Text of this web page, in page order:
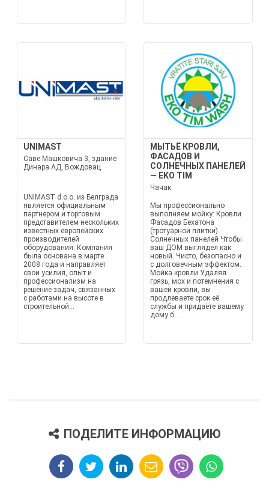
UNIMAST
Саве Машковича 3, здание
Динара АД, Вождовац
UNIMAST d.o.o. из Белграда
является официальным
партнером и торговым
представителем нескольких
известных европейских
производителей
оборудования. Компания
была основана в марте
2008 года и направляет
свои усилия, опыт и
профессионализм на
решение задач, связанных
с работами на высоте в
строительной...
МЫТЬЁ КРОВЛИ,
ФАСАДОВ И
СОЛНЕЧНЫХ ПАНЕЛЕЙ
— EKO TIM
Чачак
Мы профессионально
выполняем мойку: Кровли
Фасадов Бехатона
(тротуарной плитки)
Солнечных панелей Чтобы
ваш ДОМ выглядел как
новый. Чисто, безопасно и
с долговечным эффектом.
Мойка кровли Удаляя
грязь, мох и потемнения с
вашей кровли, вы
продлеваете срок её
службы и придаёте вашему
дому б...
ПОДЕЛИТЕ ИНФОРМАЦИЮ